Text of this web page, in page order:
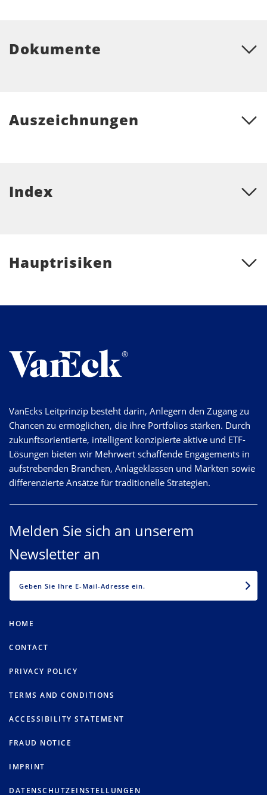
Dokumente
Auszeichnungen
Index
Hauptrisiken
VanEcks Leitprinzip besteht darin, Anlegern den Zugang zu
Chancen zu ermöglichen, die ihre Portfolios stärken. Durch
zukunftsorientierte, intelligent konzipierte aktive und ETF-
Lösungen bieten wir Mehrwert schaffende Engagements in
aufstrebenden Branchen, Anlageklassen und Märkten sowie
differenzierte Ansätze für traditionelle Strategien.
Melden Sie sich an unserem
Newsletter an
HOME
CONTACT
PRIVACY POLICY
TERMS AND CONDITIONS
ACCESSIBILITY STATEMENT
FRAUD NOTICE
IMPRINT
DATENSCHUTZEINSTELLUNGEN